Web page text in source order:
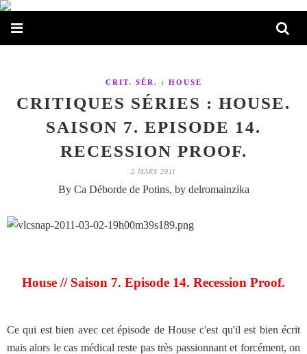
CRIT. SÉR. : HOUSE
CRITIQUES SÉRIES : HOUSE.
SAISON 7. EPISODE 14.
RECESSION PROOF.
2 MARS 2011
By Ca Déborde de Potins, by delromainzika
House // Saison 7. Episode 14. Recession Proof.
Ce qui est bien avec cet épisode de House c'est qu'il est bien écrit
mais alors le cas médical reste pas très passionnant et forcément, on